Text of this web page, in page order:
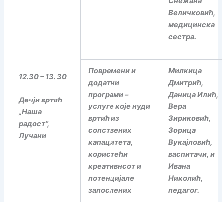
12.30 – 13. 30
Дечји вртић
„Наша
радост“,
Лучани
Величковић,
медицинска
сестра.
Повремени и
додатни
програми –
услуге које нуди
вртић из
сопствених
капацитета,
користећи
креативнсот и
потенцијале
запослених
Милкица
Дмитрић,
Даница Илић,
Вера
Зириковић,
Зорица
Вукајловић,
васпитачи, и
Ивана
Николић,
педагог.